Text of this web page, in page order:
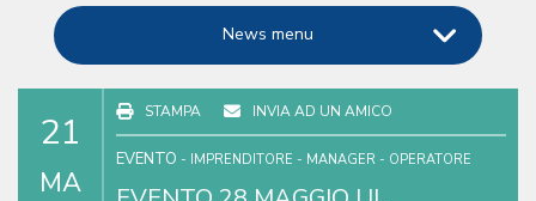
News menu
21
MA
STAMPA INVIA AD UN AMICO
EVENTO - IMPRENDITORE - MANAGER - OPERATORE